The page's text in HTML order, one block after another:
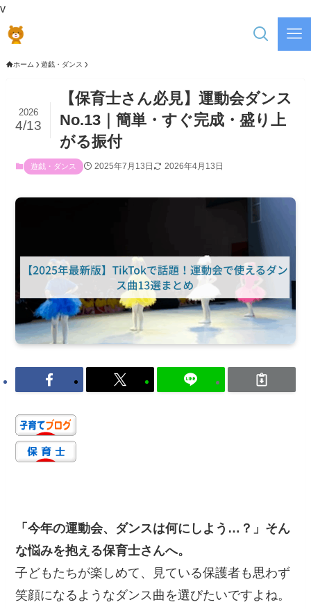
v
ホーム 遊戯・ダンス
【保育士さん必見】運動会ダンス
No.13｜簡単・すぐ完成・盛り上
がる振付
2026
4/13
遊戯・ダンス 2025年7月13日 2026年4月13日
「今年の運動会、ダンスは何にしよう…？」そん
な悩みを抱える保育士さんへ。
子どもたちが楽しめて、見ている保護者も思わず
笑顔になるようなダンス曲を選びたいですよね。